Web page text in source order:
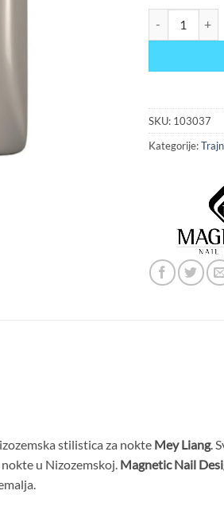
SKU: 103037
Kategorije:
stilistica za nokte Mey Liang.
u Nizozemskoj. Magnetic Nail